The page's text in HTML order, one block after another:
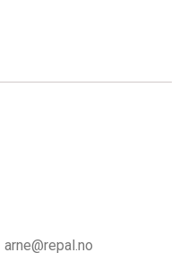
arne@repal.no